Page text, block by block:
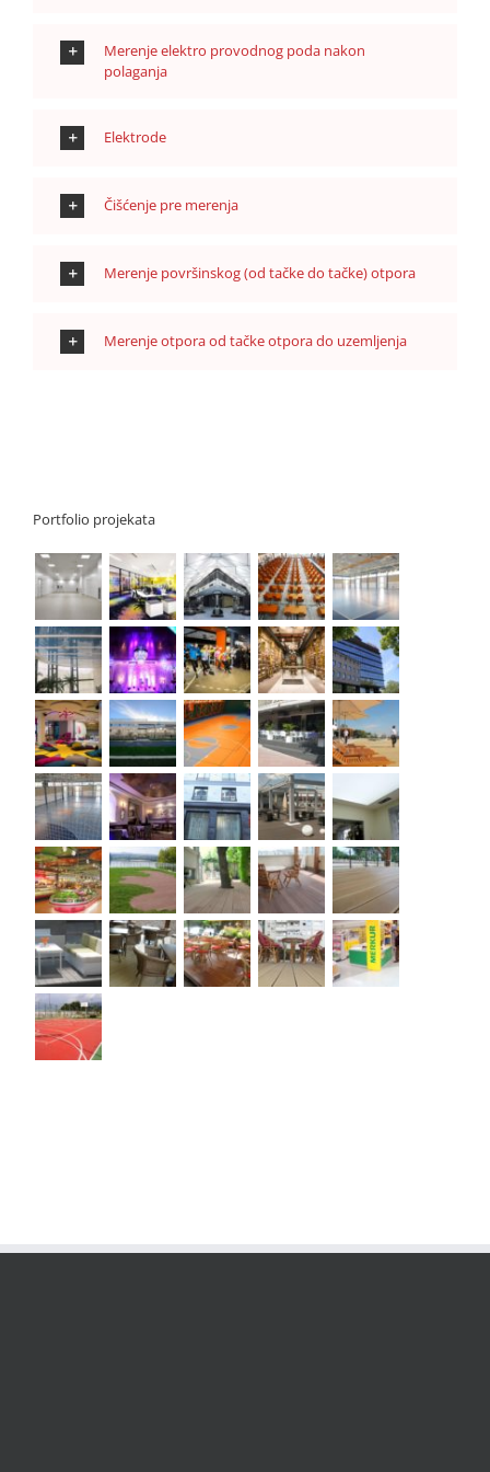
Merenje elektro provodnog poda nakon
polaganja
Elektrode
Čišćenje pre merenja
Merenje površinskog (od tačke do tačke) otpora
Merenje otpora od tačke otpora do uzemljenja
Portfolio projekata